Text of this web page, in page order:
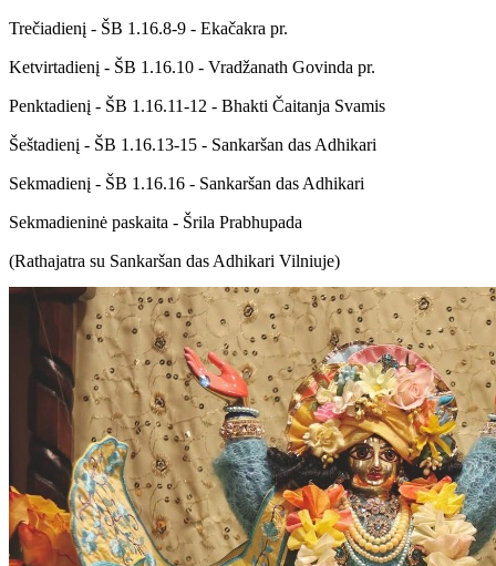
Trečiadienį - ŠB 1.16.8-9 - Ekačakra pr.
Ketvirtadienį - ŠB 1.16.10 - Vradžanath Govinda pr.
Penktadienį - ŠB 1.16.11-12 - Bhakti Čaitanja Svamis
Šeštadienį - ŠB 1.16.13-15 - Sankaršan das Adhikari
Sekmadienį - ŠB 1.16.16 - Sankaršan das Adhikari
Sekmadieninė paskaita - Šrila Prabhupada
(Rathajatra su Sankaršan das Adhikari Vilniuje)